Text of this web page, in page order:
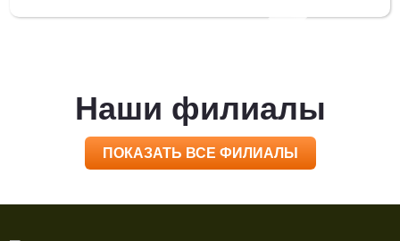
Наши филиалы
ПОКАЗАТЬ ВСЕ ФИЛИАЛЫ